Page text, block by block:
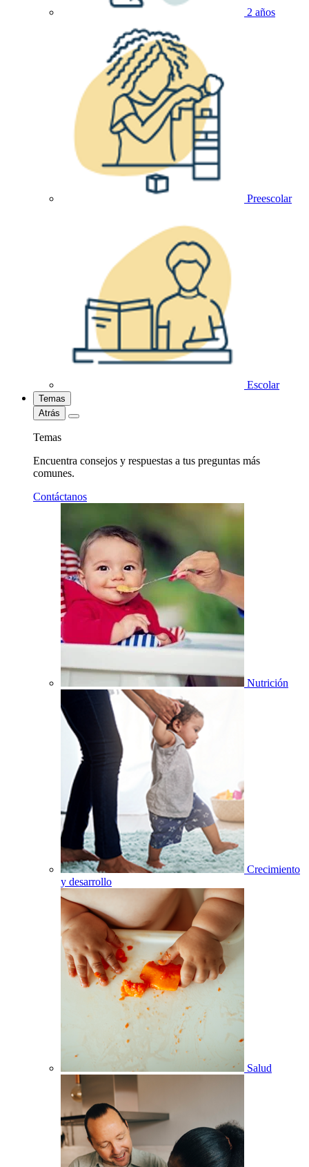
2 años
Preescolar
Escolar
Temas
Atrás
Temas
Encuentra consejos y respuestas a tus preguntas más
comunes.
Contáctanos
Nutrición
Crecimiento
y desarrollo
Salud